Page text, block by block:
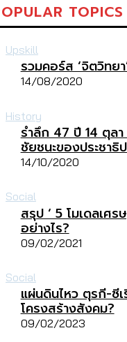
TOPICS
Upskill
รวมคอร์ส ‘จิตวิทย
14/08/2020
History
รำลึก 47 ปี 14 ตุลา
ชัยชนะของประชาธิ
14/10/2020
Social
สรุป ‘ 5 โมเดลเศ
อย่างไร?
09/02/2021
Social
แผ่นดินไหว ตุรกี-ซี
โครงสร้างสังคม?
09/02/2023